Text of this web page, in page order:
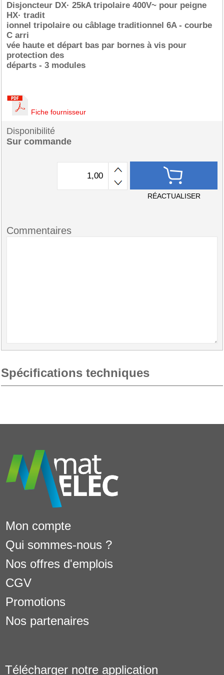
Disjoncteur DX· 25kA tripolaire 400V~ pour peigne
HX· tradit
ionnel tripolaire ou câblage traditionnel 6A - courbe
C arri
vée haute et départ bas par bornes à vis pour
protection des
départs - 3 modules
Fiche fournisseur
Disponibilité
Sur commande
RÉACTUALISER
Commentaires
Spécifications techniques
Mon compte
Qui sommes-nous ?
Nos offres d'emplois
CGV
Promotions
Nos partenaires
Télécharger notre application